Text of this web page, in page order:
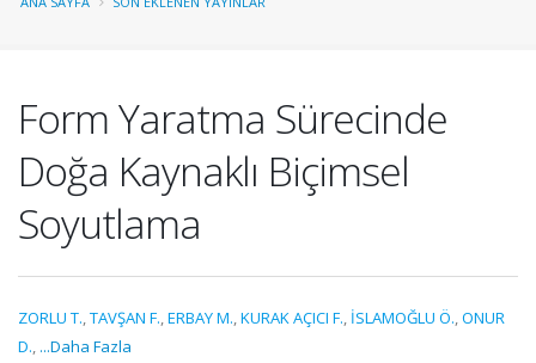
Form Yaratma Sürecinde
Doğa Kaynaklı Biçimsel
Soyutlama
ZORLU T.,TAVŞAN F.,ERBAY M.,KURAK AÇICI F., İSLAMOĞLU Ö.,ONUR
D., ...Daha Fazla